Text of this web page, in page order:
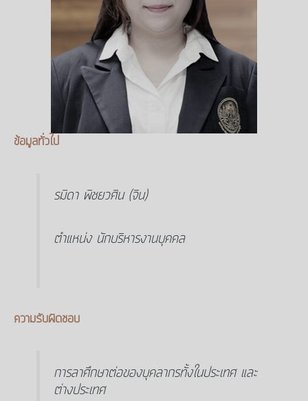
ข้อมูลทั่วไป
รมิดา พิชยวศิน (จิน)
ตำแหน่ง นักบริหารงานบุคคล
ความรับผิดชอบ
การลาศึกษาต่อของบุคลากรทั้งในประเทศ และ
ต่างประเทศ